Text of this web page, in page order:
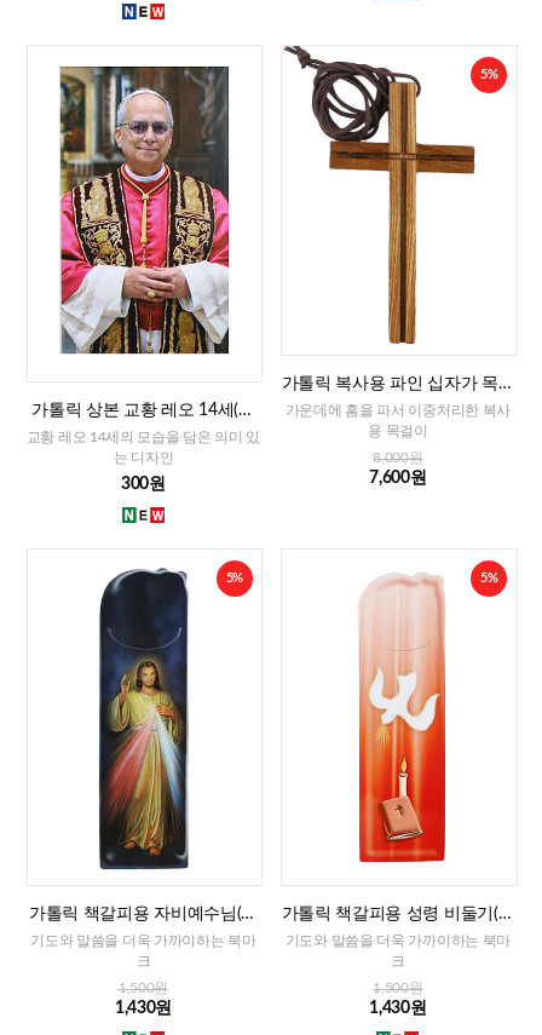
가톨릭 상본 교황 레오 14세(이
태리)
교황 레오 14세의 모습을 담은 의미 있
는 디자인
300원
5%
가톨릭 복사용 파인 십자가 목걸
이
가운데에 홈을 파서 이중처리한 복사
용 목걸이
8,000원
7,600원
5%
가톨릭 책갈피용 자비예수님(이
태리)
기도와 말씀을 더욱 가까이하는 북마
크
1,500원
1,430원
5%
가톨릭 책갈피용 성령 비둘기(이
태리)
기도와 말씀을 더욱 가까이하는 북마
크
1,500원
1,430원